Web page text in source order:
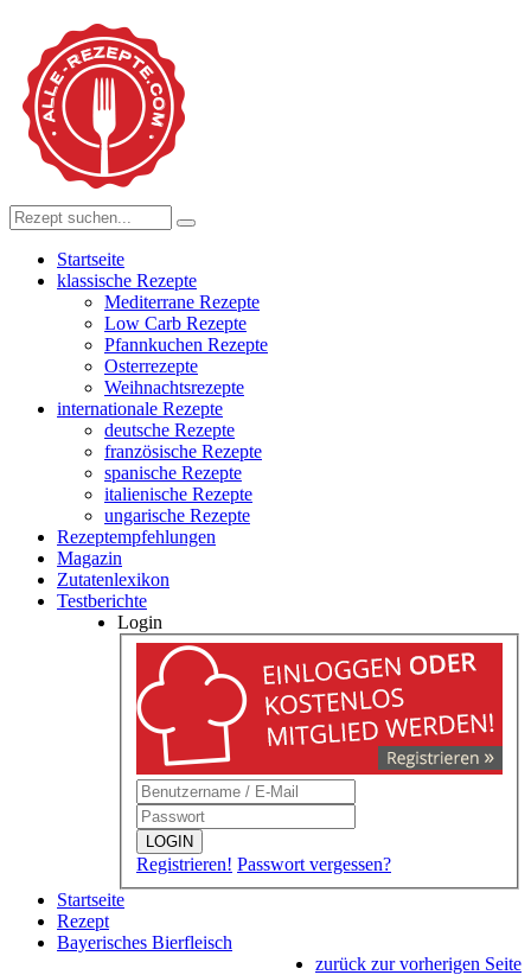
Startseite
klassische Rezepte
Mediterrane Rezepte
Low Carb Rezepte
Pfannkuchen Rezepte
Osterrezepte
Weihnachtsrezepte
internationale Rezepte
deutsche Rezepte
französische Rezepte
spanische Rezepte
italienische Rezepte
ungarische Rezepte
Rezeptempfehlungen
Magazin
Zutatenlexikon
Testberichte
Login
LOGIN
Registrieren! Passwort vergessen?
Startseite
Rezept
Bayerisches Bierfleisch
zurück zur vorherigen Seite